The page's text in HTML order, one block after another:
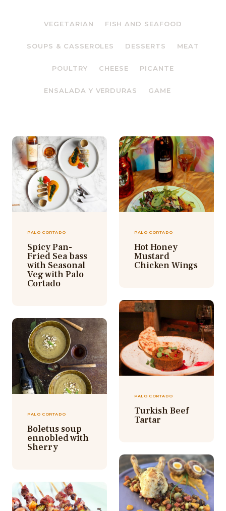
VEGETARIAN FISH AND SEAFOOD
SOUPS & CASSEROLES DESSERTS MEAT
POULTRY CHEESE PICANTE
ENSALADA Y VERDURAS GAME
PALO CORTADO
Spicy Pan-
Fried Sea bass
with Seasonal
Veg with Palo
Cortado
PALO CORTADO
Hot Honey
Mustard
Chicken Wings
PALO CORTADO
Turkish Beef
Tartar
PALO CORTADO
Boletus soup
ennobled with
Sherry